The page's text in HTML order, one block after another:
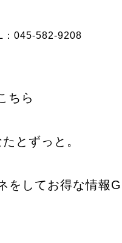
：045-582-9208
ちら
とずっと。
してお得な情報